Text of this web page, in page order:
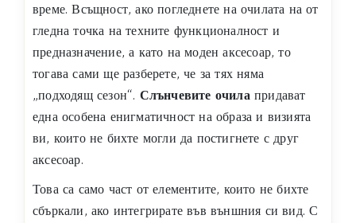
време. Всъщност, ако погледнете на очилата на от
гледна точка на техните функционалност и
предназначение, а като на моден аксесоар, то
тогава сами ще разберете, че за тях няма
„подходящ сезон“. Слънчевите очилапридават
една особена енигматичност на образа и визията
ви, които не бихте могли да постигнете с друг
аксесоар.
Това са само част от елементите, които не бихте
сбъркали, ако интегрирате във външния си вид. С